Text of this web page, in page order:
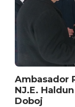
Ambasador
NJ.E.
Doboj